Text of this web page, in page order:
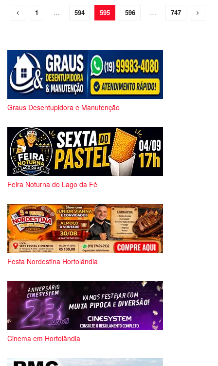
1 … 594 595 596 … 747
Graus Desentupidora e Manutenção
Feira Noturna do Lago da Fé
Festa Nordestina Hortolândia
Cinema em Hortolândia